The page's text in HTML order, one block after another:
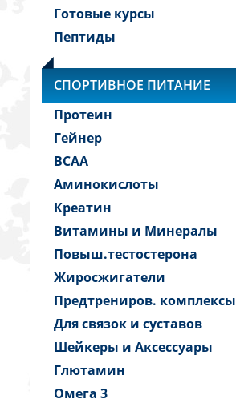
Готовые курсы
Пептиды
СПОРТИВНОЕ ПИТАНИЕ
Протеин
Гейнер
BCAA
Аминокислоты
Креатин
Витамины и Минералы
Повыш.тестостерона
Жиросжигатели
Предтрениров. комплексы
Для связок и суставов
Шейкеры и Аксессуары
Глютамин
Омега 3